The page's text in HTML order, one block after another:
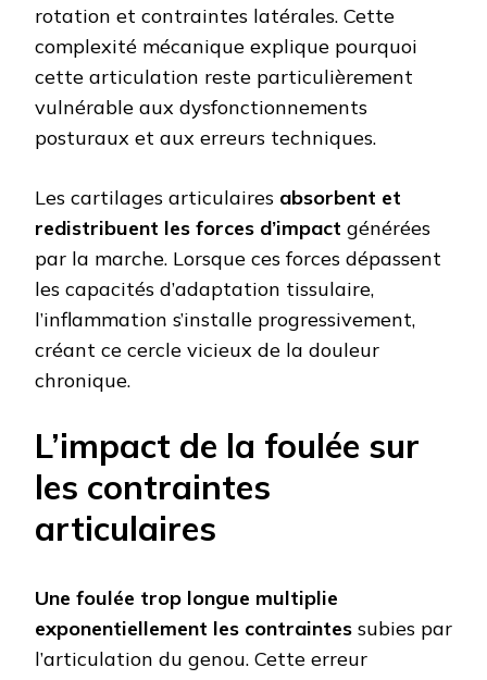
rotation et contraintes latérales. Cette
complexité mécanique explique pourquoi
cette articulation reste particulièrement
vulnérable aux dysfonctionnements
posturaux et aux erreurs techniques.
Les cartilages articulaires absorbent et
redistribuent les forces d’impact générées
par la marche. Lorsque ces forces dépassent
les capacités d’adaptation tissulaire,
l’inflammation s’installe progressivement,
créant ce cercle vicieux de la douleur
chronique.
L’impact de la foulée sur
les contraintes
articulaires
Une foulée trop longue multiplie
exponentiellement les contraintes subies par
l’articulation du genou. Cette erreur